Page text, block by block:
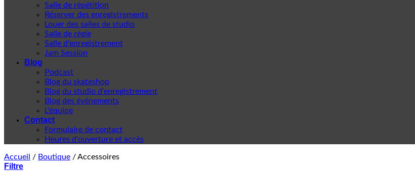
Salle de répétition
Réserver des enregistrements
Louer des salles de studio
Salle de régie
Salle d'enregistrement
Jam Session
Blog
Podcast
Blog du skateshop
Blog du studio d'enregistrement
Blog des événements
L'équipe
Contact
Formulaire de contact
Heures d'ouverture et accès
Accueil / Boutique /Accessoires
Filtre